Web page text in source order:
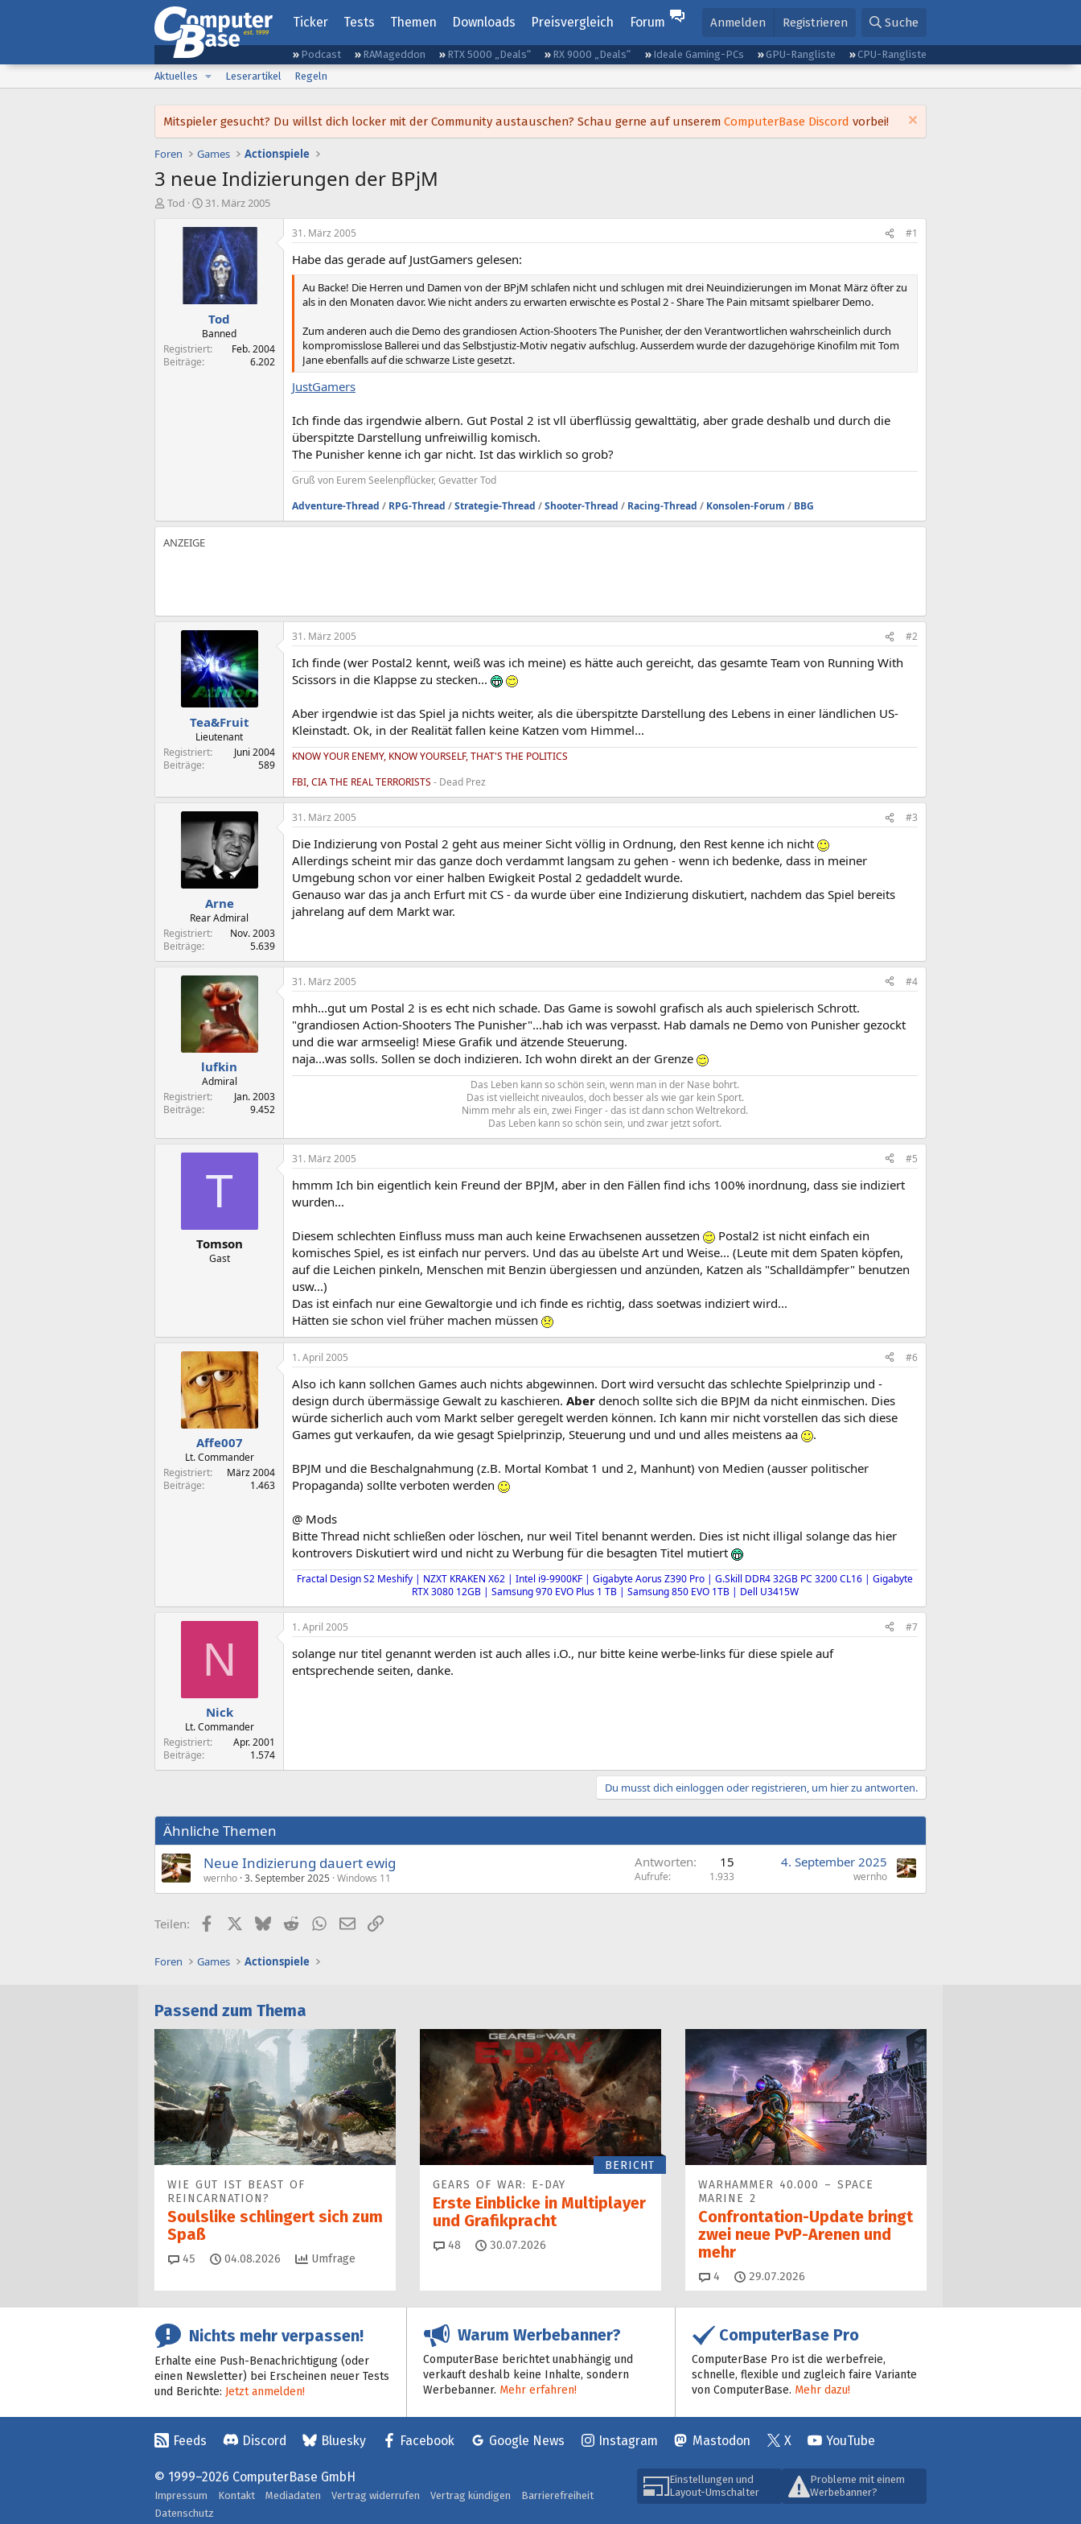
Ticker Tests Themen Downloads Preisvergleich Forum Anmelden Registrieren Suche
Podcast RAMageddon RTX 5000 „Deals“ RX 9000 „Deals“ Ideale Gaming-PCs GPU-Rangliste
CPU-Rangliste
Aktuelles
Leserartikel Regeln
Mitspieler gesucht? Du willst dich locker mit der Community austauschen? Schau gerne auf unserem ComputerBase Discord vorbei!
Foren Games Actionspiele
3 neue Indizierungen der BPjM
E
Tod
E
s
t
e
l
l
t
a
m
31. März 2005
Tod
Banned
Registriert
Feb. 2004
Beiträge
6.202
31. März 2005 #1
Habe das gerade auf JustGamers gelesen:
Au Backe! Die Herren und Damen von der BPjM schlafen nicht und schlugen mit drei Neuindizierungen im Monat März öfter zu
als in den Monaten davor. Wie nicht anders zu erwarten erwischte es Postal 2 - Share The Pain mitsamt spielbarer Demo.
Zum anderen auch die Demo des grandiosen Action-Shooters The Punisher, der den Verantwortlichen wahrscheinlich durch
kompromisslose Ballerei und das Selbstjustiz-Motiv negativ aufschlug. Ausserdem wurde der dazugehörige Kinofilm mit Tom
Jane ebenfalls auf die schwarze Liste gesetzt.
JustGamers
Ich finde das irgendwie albern. Gut Postal 2 ist vll überflüssig gewalttätig, aber grade deshalb und durch die
überspitzte Darstellung unfreiwillig komisch.
The Punisher kenne ich gar nicht. Ist das wirklich so grob?
Gruß von Eurem Seelenpflücker, Gevatter Tod
Adventure-Thread / RPG-Thread /Strategie-Thread /Shooter-Thread / Racing-Thread / Konsolen-Forum / BBG
Tea&Fruit
Lieutenant
Registriert
Juni 2004
Beiträge
589
31. März 2005 #2
Ich finde (wer Postal2 kennt, weiß was ich meine) es hätte auch gereicht, das gesamte Team von Running With
Scissors in die Klappse zu stecken...
Aber irgendwie ist das Spiel ja nichts weiter, als die überspitzte Darstellung des Lebens in einer ländlichen US-
Kleinstadt. Ok, in der Realität fallen keine Katzen vom Himmel...
KNOW YOUR ENEMY, KNOW YOURSELF, THAT'S THE POLITICS
FBI, CIA THE REAL TERRORISTS - Dead Prez
Arne
Rear Admiral
Registriert
Nov. 2003
Beiträge
5.639
31. März 2005 #3
Die Indizierung von Postal 2 geht aus meiner Sicht völlig in Ordnung, den Rest kenne ich nicht
Allerdings scheint mir das ganze doch verdammt langsam zu gehen - wenn ich bedenke, dass in meiner
Umgebung schon vor einer halben Ewigkeit Postal 2 gedaddelt wurde.
Genauso war das ja anch Erfurt mit CS - da wurde über eine Indizierung diskutiert, nachdem das Spiel bereits
jahrelang auf dem Markt war.
lufkin
Admiral
Registriert
Jan. 2003
Beiträge
9.452
31. März 2005 #4
mhh...gut um Postal 2 is es echt nich schade. Das Game is sowohl grafisch als auch spielerisch Schrott.
"grandiosen Action-Shooters The Punisher"...hab ich was verpasst. Hab damals ne Demo von Punisher gezockt
und die war armseelig! Miese Grafik und ätzende Steuerung.
naja...was solls. Sollen se doch indizieren. Ich wohn direkt an der Grenze
Das Leben kann so schön sein, wenn man in der Nase bohrt.
Das ist vielleicht niveaulos, doch besser als wie gar kein Sport.
Nimm mehr als ein, zwei Finger - das ist dann schon Weltrekord.
Das Leben kann so schön sein, und zwar jetzt sofort.​
T
Tomson
Gast
31. März 2005 #5
hmmm Ich bin eigentlich kein Freund der BPJM, aber in den Fällen find ichs 100% inordnung, dass sie indiziert
wurden...
Diesem schlechten Einfluss muss man auch keine Erwachsenen aussetzen
Postal2 ist nicht einfach ein
komisches Spiel, es ist einfach nur pervers. Und das au übelste Art und Weise... (Leute mit dem Spaten köpfen,
auf die Leichen pinkeln, Menschen mit Benzin übergiessen und anzünden, Katzen als "Schalldämpfer" benutzen
usw...)
Das ist einfach nur eine Gewaltorgie und ich finde es richtig, dass soetwas indiziert wird...
Hätten sie schon viel früher machen müssen
Affe007
Lt. Commander
Registriert
März 2004
Beiträge
1.463
1. April 2005 #6
Also ich kann sollchen Games auch nichts abgewinnen. Dort wird versucht das schlechte Spielprinzip und -
design durch übermässige Gewalt zu kaschieren. Aber denoch sollte sich die BPJM da nicht einmischen. Dies
würde sicherlich auch vom Markt selber geregelt werden können. Ich kann mir nicht vorstellen das sich diese
Games gut verkaufen, da wie gesagt Spielprinzip, Steuerung und und und alles meistens aa
.
BPJM und die Beschalgnahmung (z.B. Mortal Kombat 1 und 2, Manhunt) von Medien (ausser politischer
Propaganda) sollte verboten werden
@ Mods
Bitte Thread nicht schließen oder löschen, nur weil Titel benannt werden. Dies ist nicht illigal solange das hier
kontrovers Diskutiert wird und nicht zu Werbung für die besagten Titel mutiert
Fractal Design S2 Meshify | NZXT KRAKEN X62 | Intel i9-9900KF | Gigabyte Aorus Z390 Pro | G.Skill DDR4 32GB PC 3200 CL16 | Gigabyte
RTX 3080 12GB| Samsung 970 EVO Plus 1 TB | Samsung 850 EVO 1TB | Dell U3415W
N
Nick
Lt. Commander
Registriert
Apr. 2001
Beiträge
1.574
1. April 2005 #7
solange nur titel genannt werden ist auch alles i.O., nur bitte keine werbe-links für diese spiele auf
entsprechende seiten, danke.
Du musst dich einloggen oder registrieren, um hier zu antworten.
Ähnliche Themen
Neue Indizierung dauert ewig
wernho 3. September 2025 Windows 11
Antworten 15
Aufrufe 1.933
4. September 2025
wernho
Teilen: FacebookX (Twitter)
BlueskyRedditWhatsApp
E-MailLink
Foren Games Actionspiele
Passend zum Thema
WIE GUT IST BEAST OF
REINCARNATION?
Soulslike schlingert sich zum
Spaß
45 Kommentare
04.08.2026 Umfrage
BERICHT
GEARS OF WAR: E-DAY
Erste Einblicke in Multiplayer
und Grafikpracht
48 Kommentare
30.07.2026
WARHAMMER 40.000 – SPACE
MARINE 2
Confrontation-Update bringt
zwei neue PvP-Arenen und
mehr
4 Kommentare
29.07.2026
Nichts mehr verpassen!
Erhalte eine Push-Benachrichtigung (oder
einen Newsletter) bei Erscheinen neuer Tests
und Berichte: Jetzt anmelden!
Warum Werbebanner?
ComputerBase berichtet unabhängig und
verkauft deshalb keine Inhalte, sondern
Werbebanner. Mehr erfahren!
ComputerBase Pro
ComputerBase Pro ist die werbefreie,
schnelle, flexible und zugleich faire Variante
von ComputerBase. Mehr dazu!
Feeds Discord Bluesky Facebook Google News Instagram Mastodon X YouTube
Einstellungen und
Layout-Umschalter
Probleme mit einem
Werbebanner?
© 1999–2026 ComputerBase GmbH
Impressum Kontakt Mediadaten Vertrag widerrufen Vertrag kündigen
Barrierefreiheit
Datenschutz